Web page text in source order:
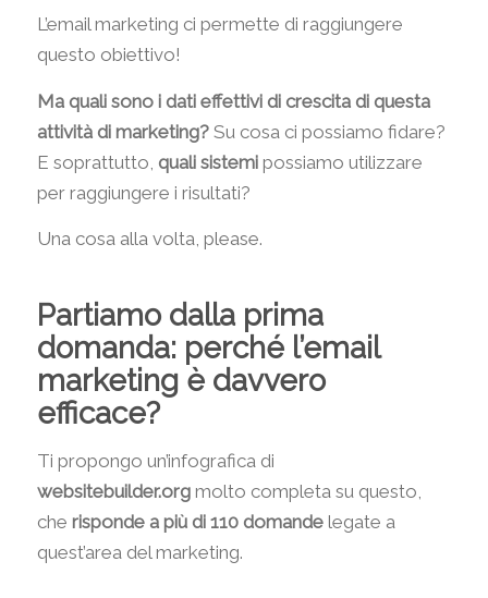
L’email marketing ci permette di raggiungere
questo obiettivo!
Ma quali sono i dati effettivi di crescita di questa
attività di marketing?Su cosa ci possiamo fidare?
E soprattutto, quali sistemipossiamo utilizzare
per raggiungere i risultati?
Una cosa alla volta, please.
Partiamo dalla prima
domanda: perché l’email
marketing è davvero
efficace?
Ti propongo un’infografica di
websitebuilder.orgmolto completa su questo,
che risponde a più di 110 domandelegate a
quest’area del marketing.